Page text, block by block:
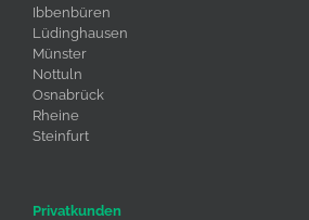
Ibbenbüren
Lüdinghausen
Münster
Nottuln
Osnabrück
Rheine
Steinfurt
Privatkunden